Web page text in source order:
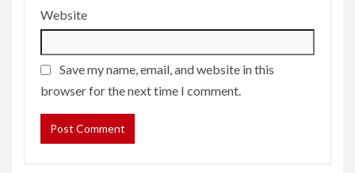
Website
Save my name, email, and website in this
browser for the next time I comment.